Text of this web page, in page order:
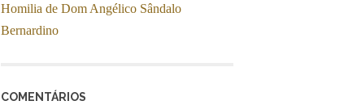
Homilia de Dom Angélico Sândalo
Bernardino
COMENTÁRIOS